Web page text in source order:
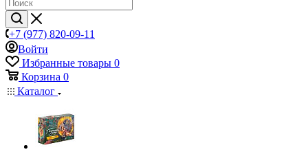
+7 (977) 820-09-11
Войти
Избранные товары 0
Корзина 0
Каталог